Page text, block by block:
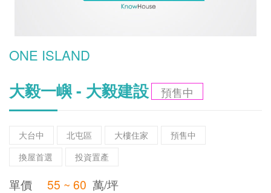
ONE ISLAND
大毅一嶼 - 大毅建設 預售中
大台中 北屯區 大樓住家
預售中
換屋首選
投資置產
單價 55 ~ 60 萬/坪